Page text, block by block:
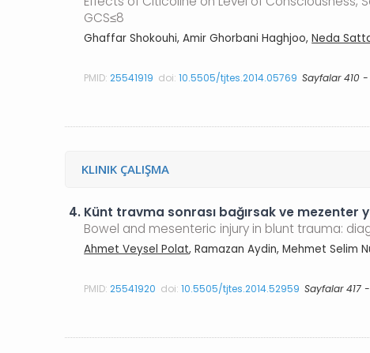
GCS≤8
Ghaffar Shokouhi, Amir Ghorbani Haghjoo,Neda
PMID:25541919 doi:10.5505/tjtes.2014.05769 Sayfalar 410 -
KLINIK ÇALIŞMA
4. Künt travma sonrası bağırsak ve
Bowel and mesenteric injury in blunt trauma:
Ahmet Veysel Polat, Ramazan Aydin, Mehmet Selim
PMID:25541920 doi:10.5505/tjtes.2014.52959 Sayfalar 417